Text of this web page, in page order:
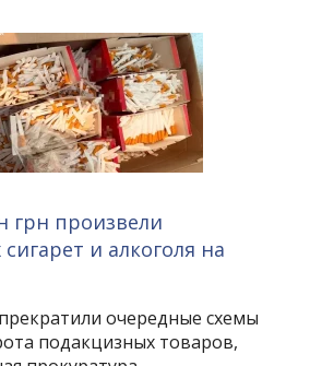
грн произвели
и алкоголя на
очередные схемы
подакцизных товаров,